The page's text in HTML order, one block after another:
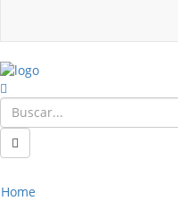
Home